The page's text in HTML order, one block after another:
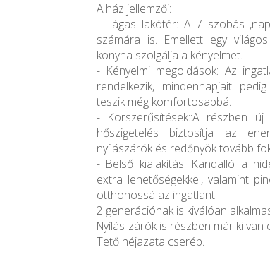
A ház jellemzői:
- Tágas lakótér: A 7 szobás
számára is. Emellett egy
konyha szolgálja a kényelmet.
- Kényelmi megoldások: Az
rendelkezik, mindennapjait
teszik még komfortosabbá.
- Korszerűsítések::A részben
hőszigetelés biztosítja az
nyílászárók és redőnyök tovább
- Belső kialakítás: Kandalló a
extra lehetőségekkel, valamint
otthonossá az ingatlant.
2 generációnak is kiválóan
Nyílás-zárók is részben már ki van
Tető héjazata cserép.